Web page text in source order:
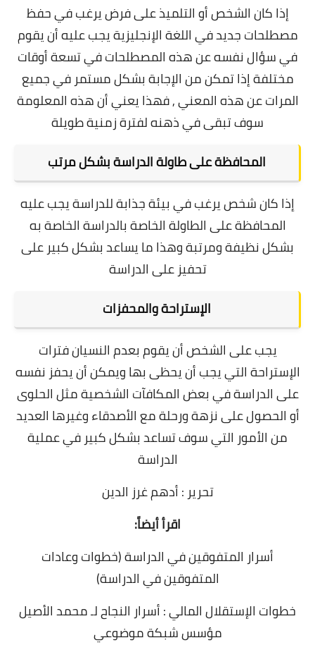
إذا كان الشخص أو التلميذ على فرض يرغب في حفظ
مصطلحات جديد في اللغة الإنجليزية يجب عليه أن يقوم
في سؤال نفسه عن هذه المصطلحات في تسعة أوقات
مختلفة إذا تمكن من الإجابة بشكل مستمر في جميع
المرات عن هذه المعني , فهذا يعني أن هذه المعلومة
سوف تبقى في ذهنه لفترة زمنية طويلة
المحافظة على طاولة الدراسة بشكل مرتب
إذا كان شخص يرغب في بيئة جذابة للدراسة يجب عليه
المحافظة على الطاولة الخاصة بالدراسة الخاصة به
بشكل نظيفة ومرتبة وهذا ما يساعد بشكل كبير على
تحفيز على الدراسة
الإستراحة والمحفزات
يجب على الشخص أن يقوم بعدم النسيان فترات
الإستراحة التي يجب أن يحظى بها ويمكن أن يحفز نفسه
على الدراسة في بعض المكافآت الشخصية مثل الحلوى
أو الحصول على نزهة ورحلة مع الأصدقاء وغيرها العديد
من الأمور التي سوف تساعد بشكل كبير في عملية
الدراسة
تحرير : أدهم غرز الدين
اقرأ أيضاً:
أسرار المتفوقين في الدراسة (خطوات وعادات
المتفوقين في الدراسة)
خطوات الإستقلال المالي : أسرار النجاح لـ محمد الأصيل
مؤسس شبكة موضوعي